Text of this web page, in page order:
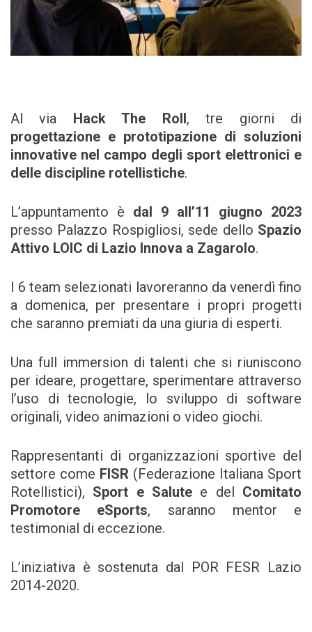
Al via Hack The Roll, tre giorni di
progettazione e prototipazione di soluzioni
innovative nel campo degli sport elettronici e
delle discipline rotellistiche.
L’appuntamento è dal 9 all’11 giugno 2023
presso Palazzo Rospigliosi, sede dello Spazio
Attivo LOIC di Lazio Innova a Zagarolo.
I 6 team selezionati lavoreranno da venerdì fino
a domenica, per presentare i propri progetti
che saranno premiati da una giuria di esperti.
Una full immersion di talenti che si riuniscono
per ideare, progettare, sperimentare attraverso
l’uso di tecnologie, lo sviluppo di software
originali, video animazioni o video giochi.
Rappresentanti di organizzazioni sportive del
settore come FISR (Federazione Italiana Sport
Rotellistici), Sport e Salute e del Comitato
Promotore eSports, saranno mentor e
testimonial di eccezione.
L’iniziativa è sostenuta dal POR FESR Lazio
2014-2020.